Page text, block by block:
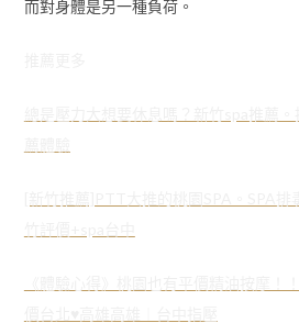
而對身體是另一種負荷。